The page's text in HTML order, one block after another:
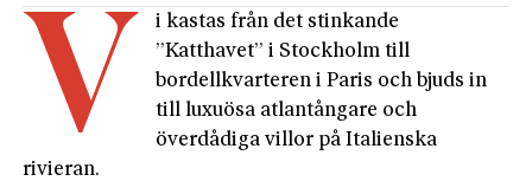
V
i kastas från det stinkande
”Katthavet” i Stockholm till
bordellkvarteren i Paris och bjuds in
till luxuösa atlantångare och
överdådiga villor på Italienska
rivieran.